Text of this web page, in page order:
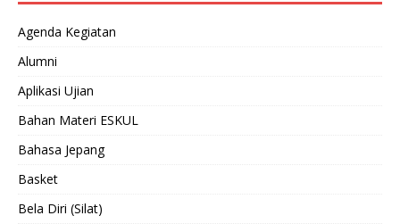
Agenda Kegiatan
Alumni
Aplikasi Ujian
Bahan Materi ESKUL
Bahasa Jepang
Basket
Bela Diri (Silat)